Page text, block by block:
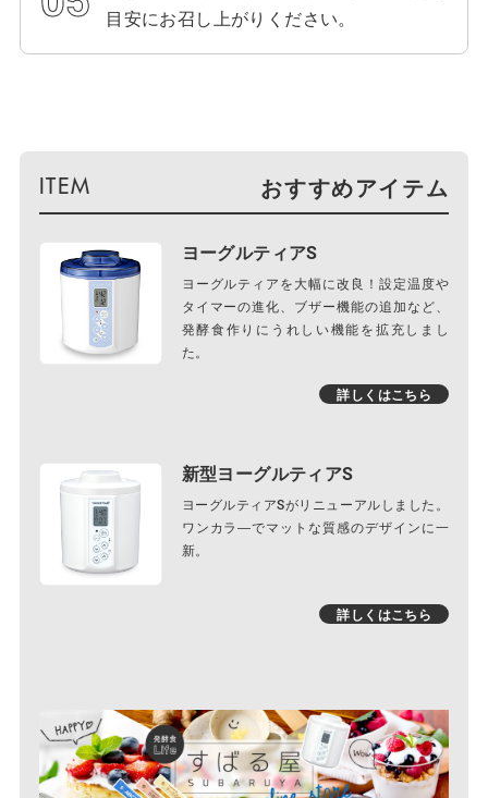
目安にお召し上がりください。
おすすめアイテム
ヨーグルティアS
ヨーグルティアを大幅に改良！設定温度や
タイマーの進化、ブザー機能の追加など、
発酵食作りにうれしい機能を拡充しまし
た。
詳しくはこちら
新型ヨーグルティアS
ヨーグルティアSがリニューアルしました。
ワンカラ―でマットな質感のデザインに一
新。
詳しくはこちら